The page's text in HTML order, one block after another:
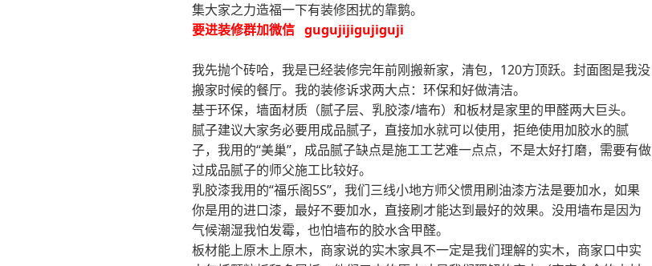
集大家之力造福一下有装修困扰的靠鹅。
要进装修群加微信 gugujijigujiguji
我先抛个砖哈，我是已经装修完年前刚搬新家，清包，120方顶跃。封面图是我没
搬家时候的餐厅。我的装修诉求两大点：环保和好做清洁。
基于环保，墙面材质（腻子层、乳胶漆/墙布）和板材是家里的甲醛两大巨头。
腻子建议大家务必要用成品腻子，直接加水就可以使用，拒绝使用加胶水的腻
子，我用的“美巢”，成品腻子缺点是施工工艺难一点点，不是太好打磨，需要有做
过成品腻子的师父施工比较好。
乳胶漆我用的“福乐阁5S”，我们三线小地方师父惯用刷油漆方法是要加水，如果
你是用的进口漆，最好不要加水，直接刷才能达到最好的效果。没用墙布是因为
气候潮湿我怕发霉，也怕墙布的胶水含甲醛。
板材能上原木上原木，商家说的实木家具不一定是我们理解的实木，商家口中实